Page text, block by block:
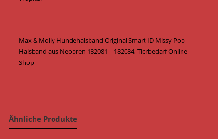
Max & Molly Hundehalsband Original Smart ID Missy Pop
Halsband aus Neopren 182081 – 182084, Tierbedarf Online
Shop
Ähnliche Produkte